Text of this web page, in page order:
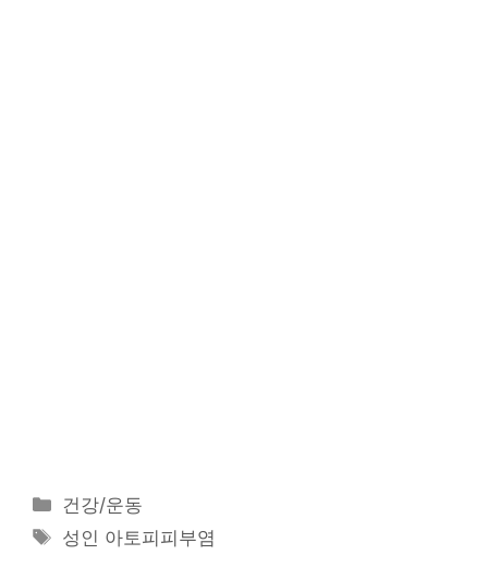
카
테
고
건강/운동
태
성인 아토피피부염